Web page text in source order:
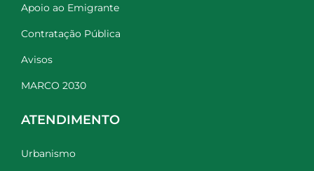
Apoio ao Emigrante
Contratação Pública
Avisos
MARCO 2030
ATENDIMENTO
Urbanismo